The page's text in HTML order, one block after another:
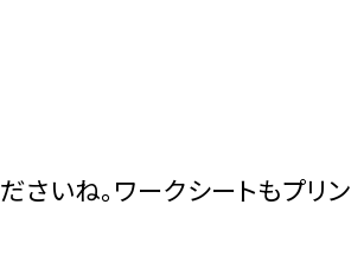
さいね。ワークシートもプリン